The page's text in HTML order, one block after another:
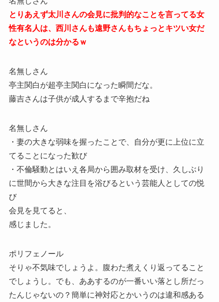
とりあえず太川さんの会見に批判的なことを言ってる女
性有名人は、西川さんも遠野さんもちょっとキツい女だ
なというのは分かるｗ
名無しさん
亭主関白が超亭主関白になった瞬間だな。
藤吉さんは子供が成人するまで辛抱だね
名無しさん
・妻の大きな弱味を握ったことで、自分が更に上位に立
てることになった歓び
・不倫騒動とはいえ各局から囲み取材を受け、久しぶり
に世間から大きな注目を浴びるという芸能人としての悦
び
会見を見てると、
感じました。
ポリフェノール
そりゃ不気味でしょうよ。腹わた煮えくり返ってること
でしょうし。でも、ああするのが一番いい落とし所だっ
たんじゃないの？簡単に神対応とかいうのは違和感ある